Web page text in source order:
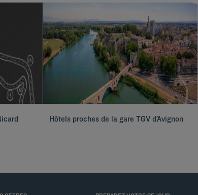
Hôtels proches de la gare TGV d’Avignon